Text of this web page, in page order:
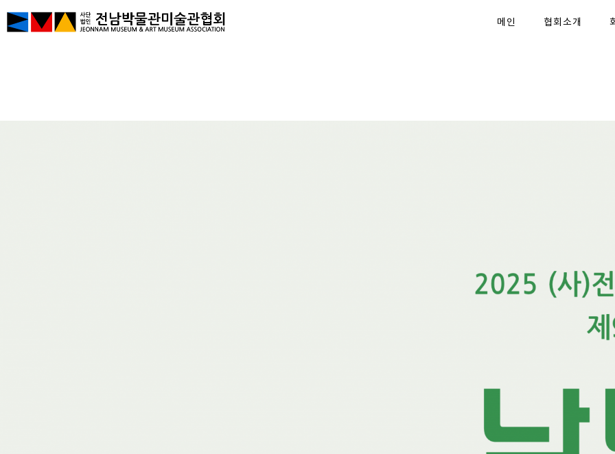
메인 협회소개